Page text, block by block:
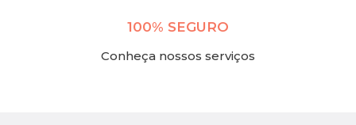
100% SEGURO
Conheça nossos serviços